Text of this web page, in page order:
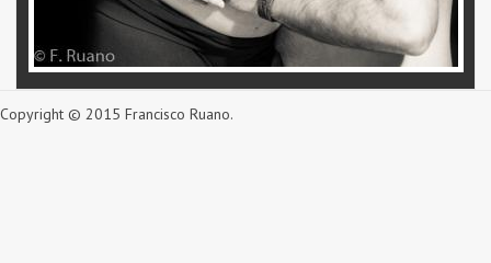
Copyright © 2015 Francisco Ruano.